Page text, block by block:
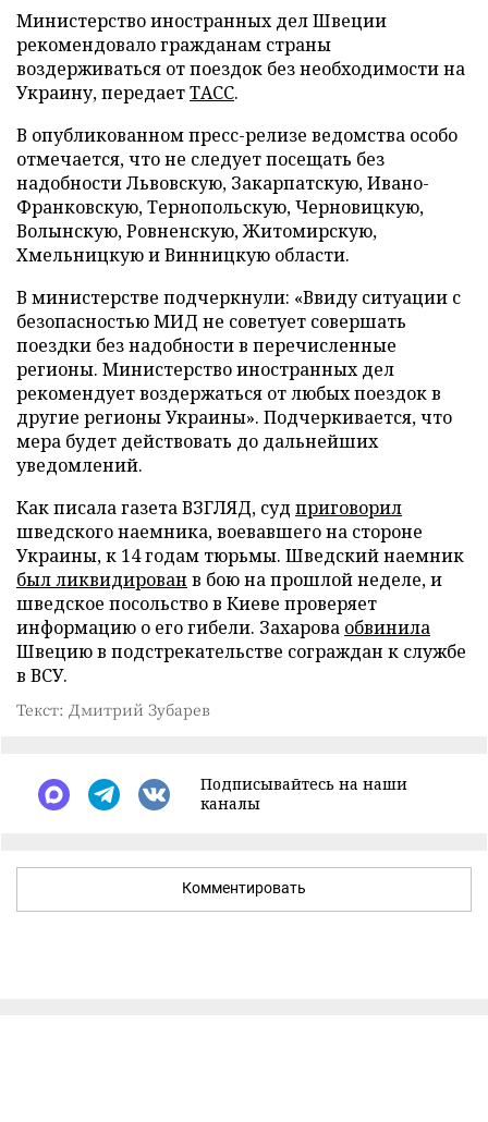
Министерство иностранных дел Швеции
рекомендовало гражданам страны
воздерживаться от поездок без необходимости на
Украину, передаетТАСС.
В опубликованном пресс-релизе ведомства особо
отмечается, что не следует посещать без
надобности Львовскую, Закарпатскую, Ивано-
Франковскую, Тернопольскую, Черновицкую,
Волынскую, Ровненскую, Житомирскую,
Хмельницкую и Винницкую области.
В министерстве подчеркнули: «Ввиду ситуации с
безопасностью МИД не советует совершать
поездки без надобности в перечисленные
регионы. Министерство иностранных дел
рекомендует воздержаться от любых поездок в
другие регионы Украины». Подчеркивается, что
мера будет действовать до дальнейших
уведомлений.
Как писала газета ВЗГЛЯД, суд приговорил
шведского наемника, воевавшего на стороне
Украины, к 14 годам тюрьмы. Шведский наемник
был ликвидирован в бою на прошлой неделе, и
шведское посольство в Киеве проверяет
информацию о его гибели. Захарова обвинила
Швецию в подстрекательстве сограждан к службе
в ВСУ.
Текст: Дмитрий Зубарев
Подписывайтесь на наши
каналы
Комментировать